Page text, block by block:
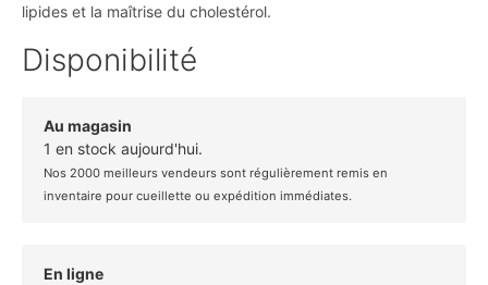
lipides et la maîtrise du cholestérol.
Disponibilité
Au magasin
1 en stock aujourd'hui.
Nos 2000 meilleurs vendeurs sont régulièrement remis en
inventaire pour cueillette ou expédition immédiates.
En ligne